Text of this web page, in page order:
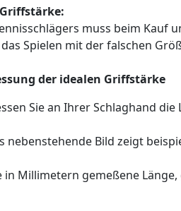
muss beim
Spielen mit der falschen
der idealen Griffstärke
Sie an Ihrer Schlaghand
nebenstehende Bild zeigt
in Millimetern gemeßene